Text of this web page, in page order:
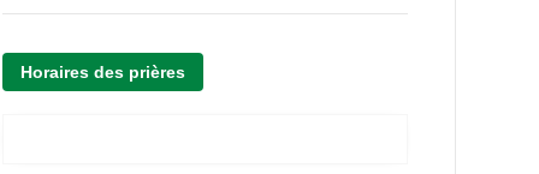
Horaires des prières